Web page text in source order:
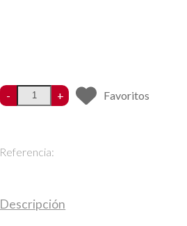
- + Favoritos
Referencia:
Descripción